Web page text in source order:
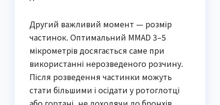
Другий важливий момент — розмір
частинок. Оптимальний MMAD 3–5
мікрометрів досягається саме при
використанні нерозведеного розчину.
Після розведення частинки можуть
стати більшими і осідати у ротоглотці